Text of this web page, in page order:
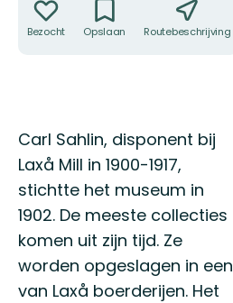
Bezocht Opslaan Routebeschrijving
Omschrijving
Carl Sahlin, disponent bij
Laxå Mill in 1900-1917,
stichtte het museum in
1902. De meeste collecties
komen uit zijn tijd. Ze
worden opgeslagen in een
van Laxå boerderijen. Het